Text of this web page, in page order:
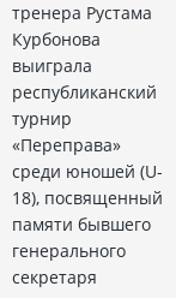
тренера Рустама
Курбонова
выиграла
республиканский
турнир
«Переправа»
среди юношей (U-
18), посвященный
памяти бывшего
генерального
секретаря